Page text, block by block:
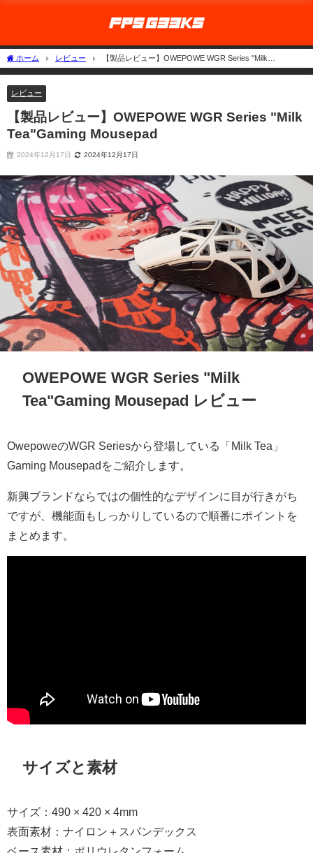
ホーム レビュー
【製品レビュー】OWEPOWE WGR Series "Milk
Tea"Gaming Mousepad
レビュー
【製品レビュー】OWEPOWE WGR Series "Milk
Tea"Gaming Mousepad
2024年12月17日 2024年12月17日
OWEPOWE WGR Series "Milk
Tea"Gaming Mousepad レビュー
OwepoweのWGR Seriesから登場している「Milk Tea」
Gaming Mousepadをご紹介します。
新興ブランドならではの個性的なデザインに目が行きがち
ですが、機能面もしっかりしているので順番にポイントを
まとめます。
サイズと素材
サイズ：490 × 420 × 4mm
表面素材：ナイロン＋スパンデックス